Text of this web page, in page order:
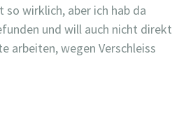
so wirklich, aber ich hab da
und will auch nicht direkt
arbeiten, wegen Verschleiss